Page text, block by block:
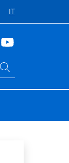
IT